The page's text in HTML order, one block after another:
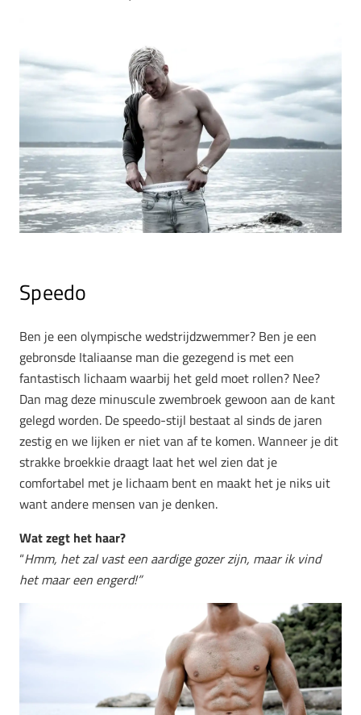
Speedo
Ben je een olympische wedstrijdzwemmer? Ben je een
gebronsde Italiaanse man die gezegend is met een
fantastisch lichaam waarbij het geld moet rollen? Nee?
Dan mag deze minuscule zwembroek gewoon aan de kant
gelegd worden. De speedo-stijl bestaat al sinds de jaren
zestig en we lijken er niet van af te komen. Wanneer je dit
strakke broekkie draagt laat het wel zien dat je
comfortabel met je lichaam bent en maakt het je niks uit
want andere mensen van je denken.
Wat zegt het haar?
“Hmm, het zal vast een aardige gozer zijn, maar ik vind
het maar een engerd!”